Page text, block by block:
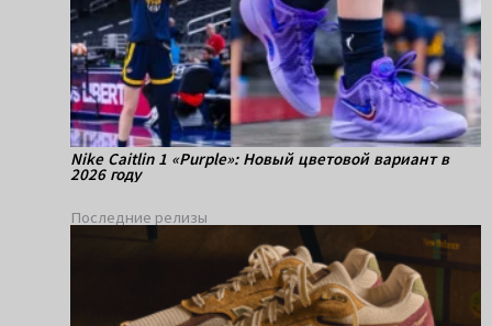
Nike Caitlin 1 «Purple»: Новый цветовой вариант в
2026 году
Последние релизы